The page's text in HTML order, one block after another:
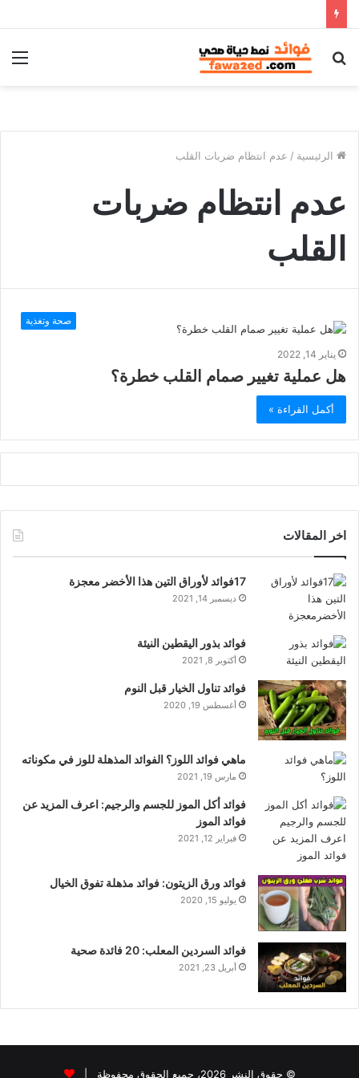
بحث
الرئيسية / عدم انتظام ضربات القلب
عدم انتظام ضربات
القلب
صحة وتغذية
يناير 14, 2022
هل عملية تغيير صمام القلب خطرة؟
أكمل القراءة »
اخر المقالات
17فوائد لأوراق التين هذا الأخضر معجزة
ديسمبر 14, 2021
فوائد بذور اليقطين النيئة
أكتوبر 8, 2021
فوائد تناول الخيار قبل النوم
أغسطس 19, 2020
ماهي فوائد اللوز؟ الفوائد المذهلة للوز في مكوناته
مارس 19, 2021
فوائد أكل الموز للجسم والرجيم: اعرف المزيد عن
فوائد الموز
فبراير 12, 2021
فوائد ورق الزيتون: فوائد مذهلة تفوق الخيال
يوليو 15, 2020
فوائد السردين المعلب: 20 فائدة صحية
أبريل 23, 2021
© حقوق النشر 2026، جميع الحقوق محفوظة |